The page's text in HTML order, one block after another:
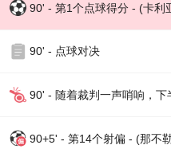
90' - 第1个点球得分 - (卡利
90' - 点球对决
90' - 随着裁判一声哨响，下
90+5' - 第14个射偏 - (那不